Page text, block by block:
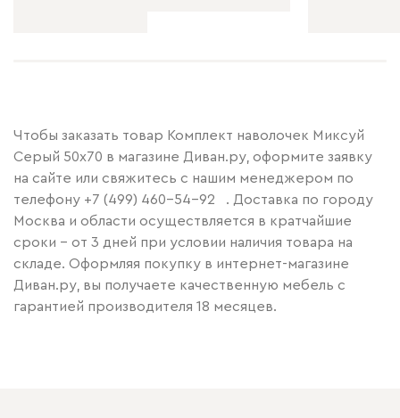
Чтобы заказать товар Комплект наволочек Миксуй
Серый 50x70 в магазине Диван.ру, оформите заявку
на сайте или свяжитесь с нашим менеджером по
телефону +7 (499) 460-54-92
. Доставка по городу
Москва и области осуществляется в кратчайшие
сроки – от 3 дней при условии наличия товара на
складе. Оформляя покупку в интернет-магазине
Диван.ру, вы получаете качественную мебель с
гарантией производителя 18 месяцев.